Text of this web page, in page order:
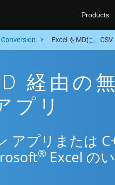
Products
Conversion Excel をMDに、
経由の
プリ
アプリまたは
® Excel の